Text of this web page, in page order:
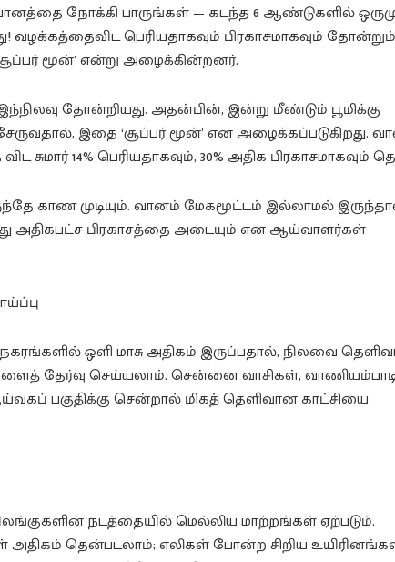
நோக்கி பாருங்கள் — கடந்த 6 ஆண்டுகளில்
வழக்கத்தைவிட பெரியதாகவும் பிரகாசமாகவும் தோன்றும்
மூன்’ என்று அழைக்கின்றனர்.
தோன்றியது. அதன்பின், இன்று மீண்டும் பூமிக்கு
இதை ‘சூப்பர் மூன்’ என அழைக்கப்படுகிறது.
14% பெரியதாகவும், 30% அதிக பிரகாசமாகவும்
காண முடியும். வானம் மேகமூட்டம் இல்லாமல்
அதிகபட்ச பிரகாசத்தை அடையும் என ஆய்வாளர்கள்
ஒளி மாசு அதிகம் இருப்பதால், நிலவை
தேர்வு செய்யலாம். சென்னை வாசிகள்,
பகுதிக்கு சென்றால் மிகத் தெளிவான காட்சியை
நடத்தையில் மெல்லிய மாற்றங்கள் ஏற்படும்.
தென்படலாம்; எலிகள் போன்ற சிறிய